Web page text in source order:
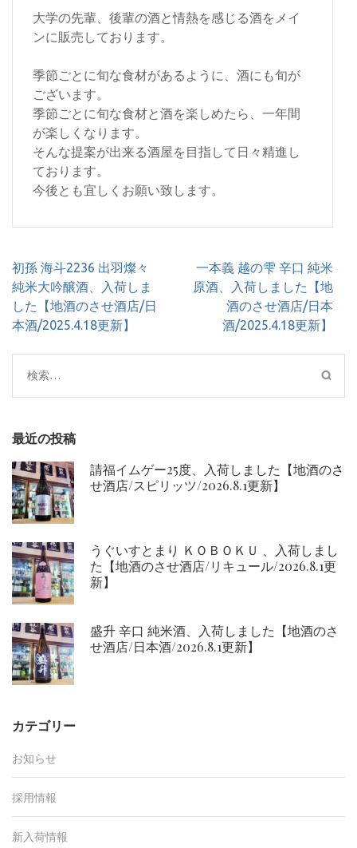
大学の先輩、後輩の酒と情熱を感じる酒をメイ
ンに販売しております。
季節ごとに旬な食材があるように、酒にも旬が
ございます。
季節ごとに旬な食材と酒を楽しめたら、一年間
が楽しくなります。
そんな提案が出来る酒屋を目指して日々精進し
ております。
今後とも宜しくお願い致します。
投
稿
ナ
ビ
シ
ョ
初孫 海斗2236 出羽燦々
純米大吟醸酒、入荷しま
した【地酒のさせ酒店/日
本酒/2025.4.18更新】
一本義 越の雫 辛口 純米
原酒、入荷しました【地
酒のさせ酒店/日本
酒/2025.4.18更新】
検
索:
最近の投稿
請福イムゲー25度、入荷しました【地酒のさ
せ酒店/スピリッツ/2026.8.1更新】
うぐいすとまり ＫＯＢＯＫＵ 、入荷しまし
た【地酒のさせ酒店/リキュール/2026.8.1更
新】
盛升 辛口 純米酒、入荷しました【地酒のさ
せ酒店/日本酒/2026.8.1更新】
カテゴリー
お知らせ
採用情報
新入荷情報